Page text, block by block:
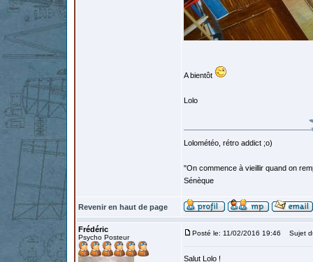
A bientôt
Lolo
Lolométéo, rétro addict ;o)
"On commence à vieillir quand on
Sénèque
Revenir en haut de page
Frédéric
Psycho Posteur
Posté le: 11/02/2016 19:46 Sujet
Salut Lolo !